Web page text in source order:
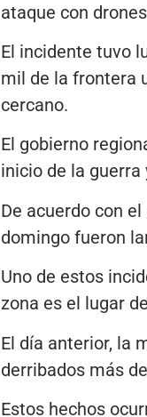
ataque con
El incidente tuvo
mil de la frontera
cercano.
El gobierno
inicio de la guerra
De acuerdo con
domingo fueron
Uno de estos
zona es el lugar
El día anterior, la
derribados más
Estos hechos